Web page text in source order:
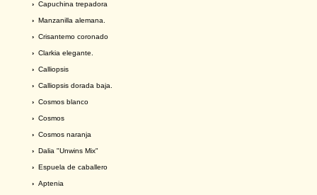
› Capuchina trepadora
› Manzanilla alemana.
› Crisantemo coronado
› Clarkia elegante.
› Calliopsis
› Calliopsis dorada baja.
› Cosmos blanco
› Cosmos
› Cosmos naranja
› Dalia "Unwins Mix"
› Espuela de caballero
› Aptenia